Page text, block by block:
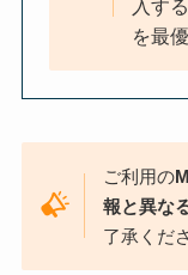
入す
を最
ご利用の
報と異な
了承くだ